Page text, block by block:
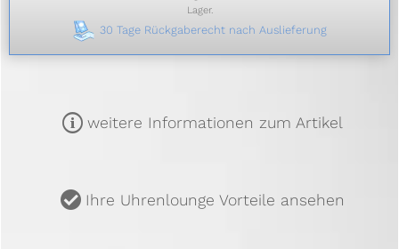
Lager.
30 Tage Rückgaberecht nach Auslieferung
m weitere Informationen zum Artikel
u Ihre Uhrenlounge Vorteile ansehen